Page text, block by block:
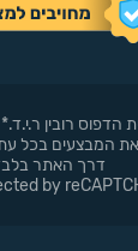
מבית הדפוס
דרך האתר
by